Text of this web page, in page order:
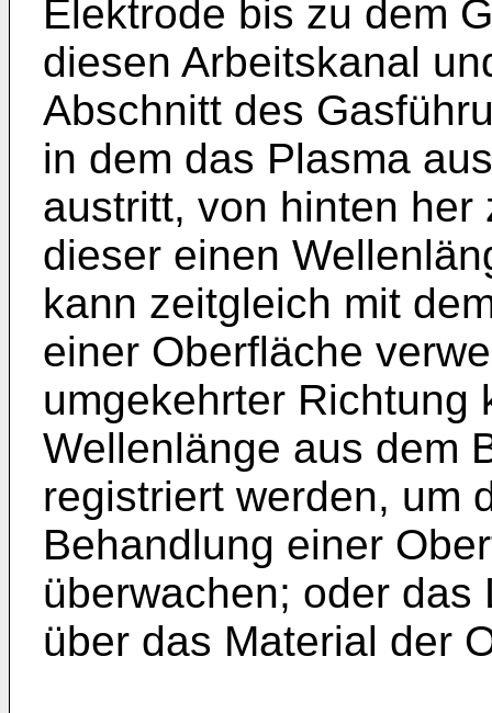
Elektrode bis zu dem
diesen Arbeitskanal
Abschnitt des
in dem das Plasma
austritt, von hinten
dieser einen
kann zeitgleich mit
einer Oberfläche
umgekehrter Richtung
Wellenlänge aus dem
registriert werden, um
Behandlung einer
überwachen; oder
über das Material der